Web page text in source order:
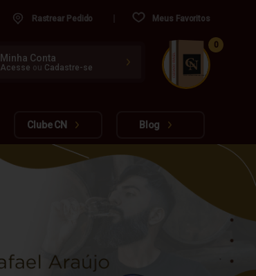
Rastrear Pedido Meus Favoritos
Minha Conta
Acesse ou Cadastre-se
www.cachacarianacional.com.br
CUIDADO FRÁGIL
0
Clube CN Blog